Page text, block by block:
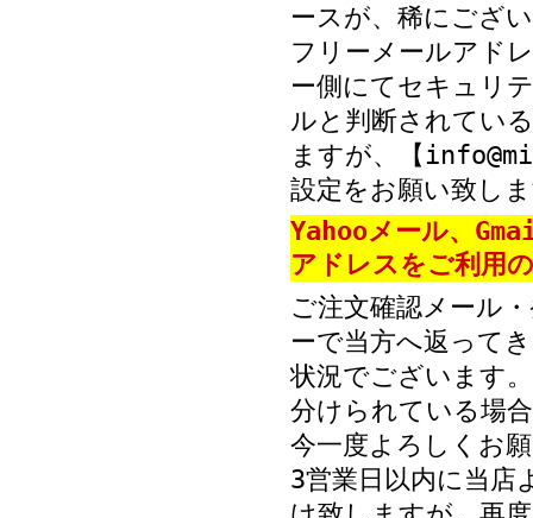
ースが、稀にござ
フリーメールアド
ー側にてセキュリ
ルと判断されてい
ますが、【
設定をお願い致し
Yahooメール、
アドレスをご利用
ご注文確認メール
ーで当方へ返って
状況でございます
分けられている場
今一度よろしくお
3営業日以内に当店